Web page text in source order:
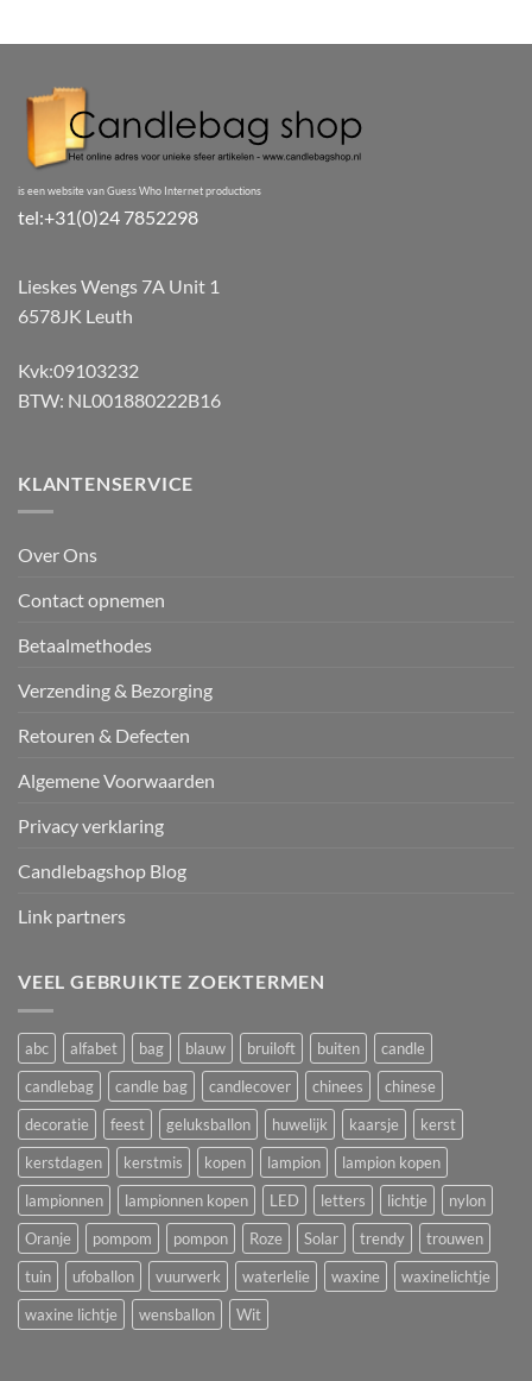
is een website van Guess Who Internet productions
tel:+31(0)24 7852298
Lieskes Wengs 7A Unit 1
6578JK Leuth
Kvk:09103232
BTW: NL001880222B16
KLANTENSERVICE
Over Ons
Contact opnemen
Betaalmethodes
Verzending & Bezorging
Retouren & Defecten
Algemene Voorwaarden
Privacy verklaring
Candlebagshop Blog
Link partners
VEEL GEBRUIKTE ZOEKTERMEN
abc alfabet bag blauw bruiloft buiten
candle
candlebag
candle bag candlecover chinees
chinese
decoratie
feest geluksballon huwelijk kaarsje
kerst
kerstdagen
kerstmis kopen lampion
lampion kopen
lampionnen
lampionnen kopen LED letters lichtje
nylon
Oranje
pompom pompon Roze Solar trendy
trouwen
tuin
ufoballon vuurwerk waterlelie waxine
waxinelichtje
waxine lichtje
wensballon Wit